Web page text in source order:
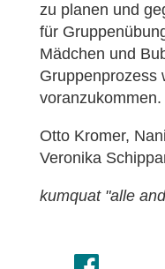
zu planen und
für
Mädchen und
Gruppenprozess
voranzukommen.
Otto Kromer,
Veronika
kumquat "alle